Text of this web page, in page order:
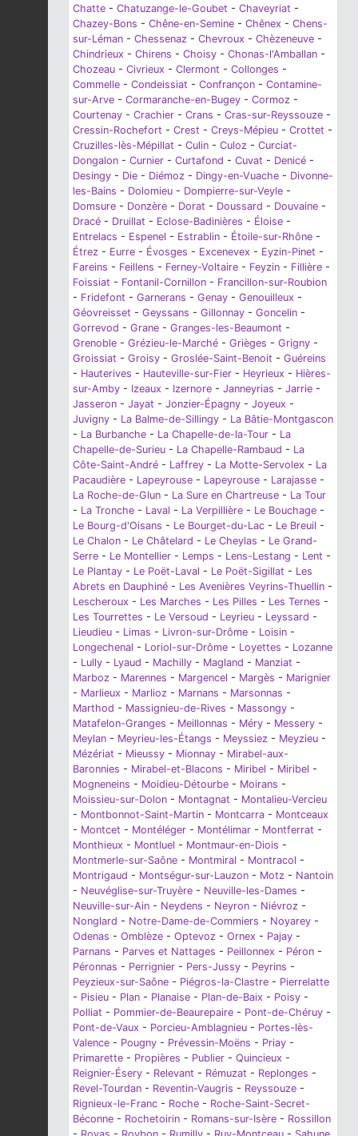
Chatte - Chatuzange-le-Goubet - Chaveyriat -
Chazey-Bons - Chêne-en-Semine - Chênex - Chens-
sur-Léman - Chessenaz - Chevroux - Chèzeneuve -
Chindrieux - Chirens - Choisy - Chonas-l'Amballan -
Chozeau - Civrieux - Clermont - Collonges -
Commelle - Condeissiat - Confrançon - Contamine-
sur-Arve - Cormaranche-en-Bugey - Cormoz -
Courtenay - Crachier - Crans - Cras-sur-Reyssouze -
Cressin-Rochefort - Crest - Creys-Mépieu - Crottet -
Cruzilles-lès-Mépillat - Culin - Culoz - Curciat-
Dongalon - Curnier - Curtafond - Cuvat - Denicé -
Desingy - Die - Diémoz - Dingy-en-Vuache - Divonne-
les-Bains - Dolomieu - Dompierre-sur-Veyle -
Domsure - Donzère - Dorat - Doussard - Douvaine -
Dracé - Druillat - Eclose-Badinières - Éloise -
Entrelacs - Espenel - Estrablin - Étoile-sur-Rhône -
Étrez - Eurre - Évosges - Excenevex - Eyzin-Pinet -
Fareins - Feillens - Ferney-Voltaire - Feyzin - Fillière -
Foissiat - Fontanil-Cornillon - Francillon-sur-Roubion
- Fridefont - Garnerans - Genay - Genouilleux -
Géovreisset - Geyssans - Gillonnay - Goncelin -
Gorrevod - Grane - Granges-les-Beaumont -
Grenoble - Grézieu-le-Marché - Grièges - Grigny -
Groissiat - Groisy - Groslée-Saint-Benoit - Guéreins
- Hauterives - Hauteville-sur-Fier - Heyrieux - Hières-
sur-Amby - Izeaux - Izernore - Janneyrias - Jarrie -
Jasseron - Jayat - Jonzier-Épagny - Joyeux -
Juvigny - La Balme-de-Sillingy - La Bâtie-Montgascon
- La Burbanche - La Chapelle-de-la-Tour - La
Chapelle-de-Surieu - La Chapelle-Rambaud - La
Côte-Saint-André - Laffrey - La Motte-Servolex - La
Pacaudière - Lapeyrouse - Lapeyrouse - Larajasse -
La Roche-de-Glun - La Sure en Chartreuse - La Tour
- La Tronche - Laval - La Verpillière - Le Bouchage -
Le Bourg-d'Oisans - Le Bourget-du-Lac - Le Breuil -
Le Chalon - Le Châtelard - Le Cheylas - Le Grand-
Serre - Le Montellier - Lemps - Lens-Lestang - Lent -
Le Plantay - Le Poët-Laval - Le Poët-Sigillat - Les
Abrets en Dauphiné - Les Avenières Veyrins-Thuellin -
Lescheroux - Les Marches - Les Pilles - Les Ternes -
Les Tourrettes - Le Versoud - Leyrieu - Leyssard -
Lieudieu - Limas - Livron-sur-Drôme - Loisin -
Longechenal - Loriol-sur-Drôme - Loyettes - Lozanne
- Lully - Lyaud - Machilly - Magland - Manziat -
Marboz - Marennes - Margencel - Margès - Marignier
- Marlieux - Marlioz - Marnans - Marsonnas -
Marthod - Massignieu-de-Rives - Massongy -
Matafelon-Granges - Meillonnas - Méry - Messery -
Meylan - Meyrieu-les-Étangs - Meyssiez - Meyzieu -
Mézériat - Mieussy - Mionnay - Mirabel-aux-
Baronnies - Mirabel-et-Blacons - Miribel - Miribel -
Mogneneins - Moidieu-Détourbe - Moirans -
Moissieu-sur-Dolon - Montagnat - Montalieu-Vercieu
- Montbonnot-Saint-Martin - Montcarra - Montceaux
- Montcet - Montéléger - Montélimar - Montferrat -
Monthieux - Montluel - Montmaur-en-Diois -
Montmerle-sur-Saône - Montmiral - Montracol -
Montrigaud - Montségur-sur-Lauzon - Motz - Nantoin
- Neuvéglise-sur-Truyère - Neuville-les-Dames -
Neuville-sur-Ain - Neydens - Neyron - Niévroz -
Nonglard - Notre-Dame-de-Commiers - Noyarey -
Odenas - Omblèze - Optevoz - Ornex - Pajay -
Parnans - Parves et Nattages - Peillonnex - Péron -
Péronnas - Perrignier - Pers-Jussy - Peyrins -
Peyzieux-sur-Saône - Piégros-la-Clastre - Pierrelatte
- Pisieu - Plan - Planaise - Plan-de-Baix - Poisy -
Polliat - Pommier-de-Beaurepaire - Pont-de-Chéruy -
Pont-de-Vaux - Porcieu-Amblagnieu - Portes-lès-
Valence - Pougny - Prévessin-Moëns - Priay -
Primarette - Propières - Publier - Quincieux -
Reignier-Ésery - Relevant - Rémuzat - Replonges -
Revel-Tourdan - Reventin-Vaugris - Reyssouze -
Rignieux-le-Franc - Roche - Roche-Saint-Secret-
Béconne - Rochetoirin - Romans-sur-Isère - Rossillon